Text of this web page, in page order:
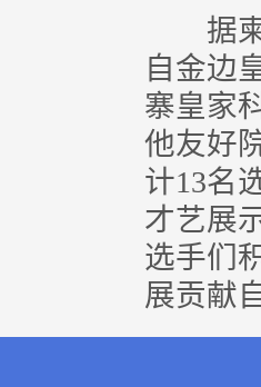
据柬
自金边
寨皇家
他友好
计13名
才艺展
选手们
展贡献